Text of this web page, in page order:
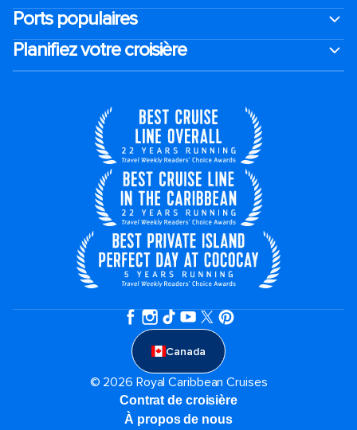
Ports populaires
Planifiez votre croisière
Canada
© 2026 Royal Caribbean Cruises
Contrat de croisière
À propos de nous